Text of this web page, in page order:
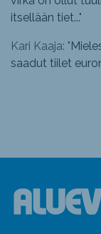
itsellään tiet..."
Kari Kaaja: "
saadut tiilet